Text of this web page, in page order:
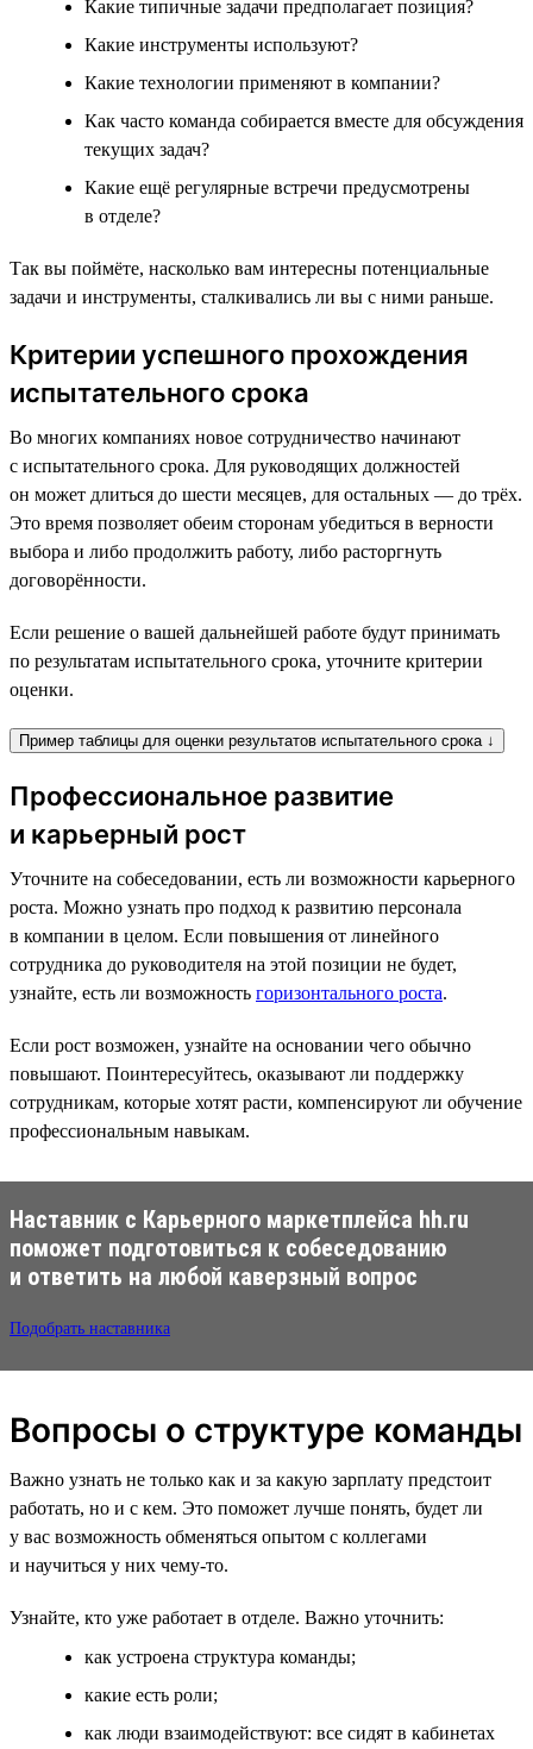
Какие типичные задачи предполагает позиция?
Какие инструменты используют?
Какие технологии применяют в компании?
Как часто команда собирается вместе для обсуждения
текущих задач?
Какие ещё регулярные встречи предусмотрены
в отделе?
Так вы поймёте, насколько вам интересны потенциальные
задачи и инструменты, сталкивались ли вы с ними раньше.
Критерии успешного прохождения
испытательного срока
Во многих компаниях новое сотрудничество начинают
с испытательного срока. Для руководящих должностей
он может длиться до шести месяцев, для остальных — до трёх.
Это время позволяет обеим сторонам убедиться в верности
выбора и либо продолжить работу, либо расторгнуть
договорённости.
Если решение о вашей дальнейшей работе будут принимать
по результатам испытательного срока, уточните критерии
оценки.
Пример таблицы для оценки результатов испытательного срока ↓
Профессиональное развитие
и карьерный рост
Уточните на собеседовании, есть ли возможности карьерного
роста. Можно узнать про подход к развитию персонала
в компании в целом. Если повышения от линейного
сотрудника до руководителя на этой позиции не будет,
узнайте, есть ли возможность горизонтального роста.
Если рост возможен, узнайте на основании чего обычно
повышают. Поинтересуйтесь, оказывают ли поддержку
сотрудникам, которые хотят расти, компенсируют ли обучение
профессиональным навыкам.
Наставник с Карьерного маркетплейса hh.ru
поможет подготовиться к собеседованию
и ответить на любой каверзный вопрос
Подобрать наставника
Вопросы о структуре команды
Важно узнать не только как и за какую зарплату предстоит
работать, но и с кем. Это поможет лучше понять, будет ли
у вас возможность обменяться опытом с коллегами
и научиться у них чему-то.
Узнайте, кто уже работает в отделе. Важно уточнить:
как устроена структура команды;
какие есть роли;
как люди взаимодействуют: все сидят в кабинетах